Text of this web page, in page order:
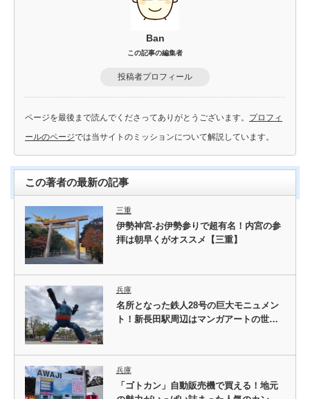
Ban
この記事の編集者
投稿者プロフィール
ページを最後まで読んでくださってありがとうございます。 プロフィ
ールのページでは当サイトのミッションについて解説しています。
この著者の最新の記事
三重
伊勢神宮-お伊勢参りで超有名！内宮の参
拝は朝早くがオススメ【三重】
兵庫
名所となった鉄人28号の巨大モニュメン
ト！新長田駅周辺はマンガアートの世…
兵庫
「ゴトカン」自動販売機で買える！地元